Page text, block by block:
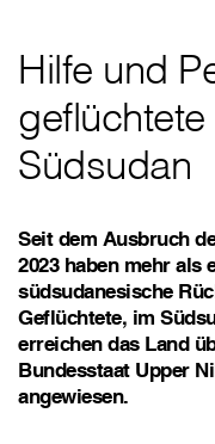
Hilfe und
Südsudan
Seit dem Ausbruch
2023 haben mehr als
südsudanesische
Geflüchtete, im
erreichen das Land
Bundesstaat Upper
angewiesen.